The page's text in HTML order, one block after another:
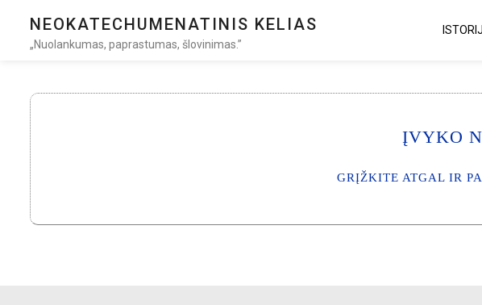
NEOKATECHUMENATINIS KELIAS
„Nuolankumas, paprastumas, šlovinimas.”
ĮVYKO
GRĮŽKITE ATGAL IR